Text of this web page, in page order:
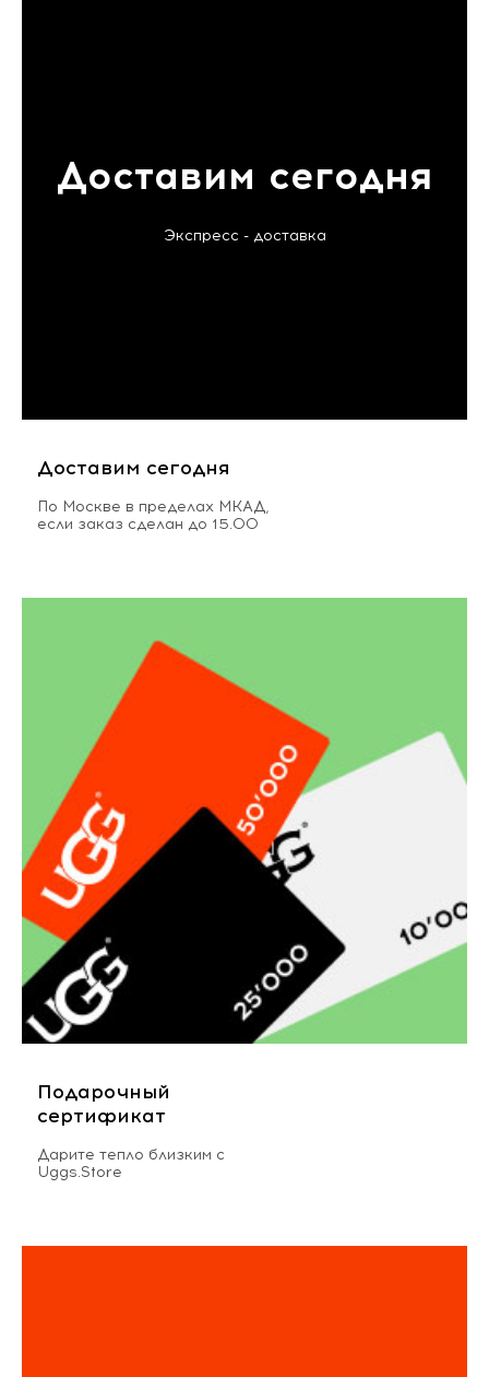
Доставим сегодня
Экспресс - доставка
Доставим сегодня
По Москве в пределах МКАД,
если заказ сделан до 15.00
Подарочный
сертификат
Дарите тепло близким с
Uggs.Store